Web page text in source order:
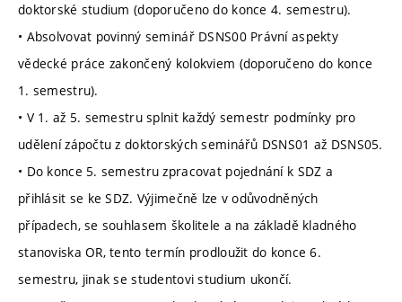
doktorské studium (doporučeno do konce 4. semestru).
• Absolvovat povinný seminář DSNS00 Právní aspekty
vědecké práce zakončený kolokviem (doporučeno do konce
1. semestru).
• V 1. až 5. semestru splnit každý semestr podmínky pro
udělení zápočtu z doktorských seminářů DSNS01 až DSNS05.
• Do konce 5. semestru zpracovat pojednání k SDZ a
přihlásit se ke SDZ. Výjimečně lze v odůvodněných
případech, se souhlasem školitele a na základě kladného
stanoviska OR, tento termín prodloužit do konce 6.
semestru, jinak se studentovi studium ukončí.